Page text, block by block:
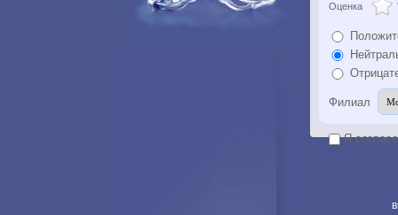
Оценка
Филиал
Я